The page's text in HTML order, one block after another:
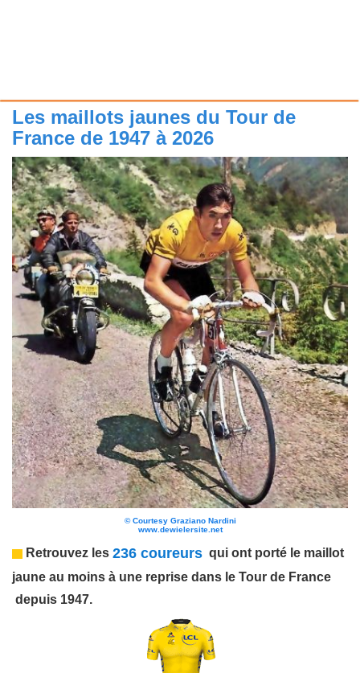
Les maillots jaunes du Tour de
France de 1947 à 2026
© Courtesy Graziano Nardini
www.dewielersite.net
Retrouvez les 236 coureurs qui ont porté le maillot
jaune au moins à une reprise dans le Tour de France
depuis 1947.